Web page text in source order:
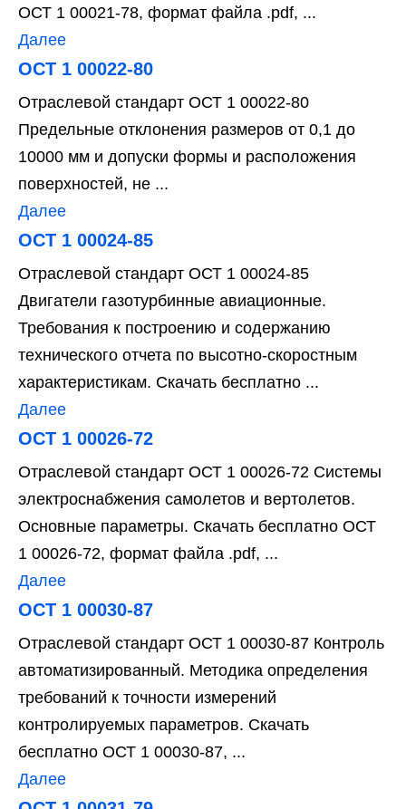
ОСТ 1 00021-78, формат файла .pdf, ...
Далее
ОСТ 1 00022-80
Отраслевой стандарт ОСТ 1 00022-80
Предельные отклонения размеров от 0,1 до
10000 мм и допуски формы и расположения
поверхностей, не ...
Далее
ОСТ 1 00024-85
Отраслевой стандарт ОСТ 1 00024-85
Двигатели газотурбинные авиационные.
Требования к построению и содержанию
технического отчета по высотно-скоростным
характеристикам. Скачать бесплатно ...
Далее
ОСТ 1 00026-72
Отраслевой стандарт ОСТ 1 00026-72 Системы
электроснабжения самолетов и вертолетов.
Основные параметры. Скачать бесплатно ОСТ
1 00026-72, формат файла .pdf, ...
Далее
ОСТ 1 00030-87
Отраслевой стандарт ОСТ 1 00030-87 Контроль
автоматизированный. Методика определения
требований к точности измерений
контролируемых параметров. Скачать
бесплатно ОСТ 1 00030-87, ...
Далее